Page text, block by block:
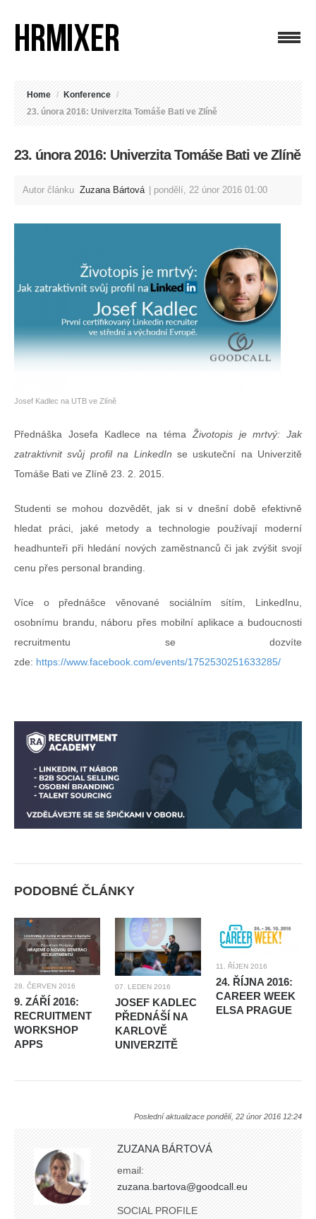
Home / Konference /
23. února 2016: Univerzita Tomáše Bati ve Zlíně
23. února 2016: Univerzita Tomáše Bati ve Zlíně
Autor článku Zuzana Bártová pondělí, 22 únor 2016 01:00
Josef Kadlec na UTB ve Zlíně
Přednáška Josefa Kadlece na téma Životopis je mrtvý: Jak
zatraktivnit svůj profil na LinkedIn se uskuteční na Univerzitě
Tomáše Bati ve Zlíně 23. 2. 2015.
Studenti se mohou dozvědět, jak si v dnešní době efektivně
hledat práci, jaké metody a technologie používají moderní
headhunteři při hledání nových zaměstnanců či jak zvýšit svojí
cenu přes personal branding.
Více o přednášce věnované sociálním sítím, LinkedInu,
osobnímu brandu, náboru přes mobilní aplikace a budoucnosti
recruitmentu se dozvíte
zde: https://www.facebook.com/events/1752530251633285/
PODOBNÉ ČLÁNKY
28. ČERVEN 2016
9. ZÁŘÍ 2016:
RECRUITMENT
WORKSHOP
APPS
07. LEDEN 2016
JOSEF KADLEC
PŘEDNÁŠÍ NA
KARLOVĚ
UNIVERZITĚ
11. ŘÍJEN 2016
24. ŘÍJNA 2016:
CAREER WEEK
ELSA PRAGUE
Poslední aktualizace pondělí, 22 únor 2016 12:24
ZUZANA BÁRTOVÁ
email:
zuzana.bartova@goodcall.eu
SOCIAL PROFILE